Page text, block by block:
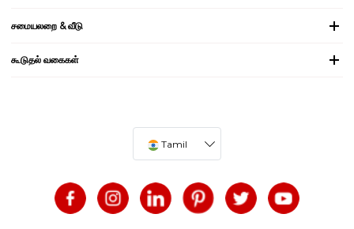
சமையலறை & வீடு
கூடுதல் வகைகள்
Tamil